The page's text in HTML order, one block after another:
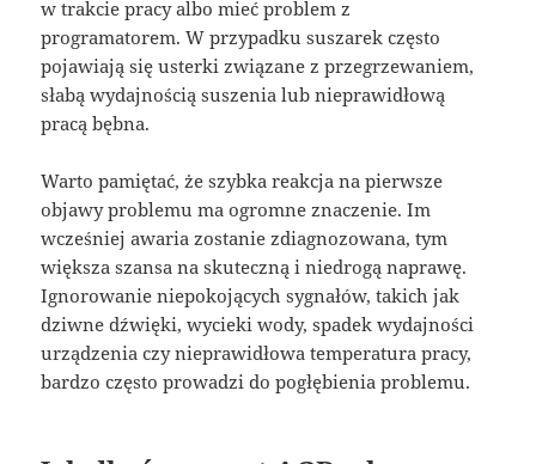
w trakcie pracy albo mieć problem z
programatorem. W przypadku suszarek często
pojawiają się usterki związane z przegrzewaniem,
słabą wydajnością suszenia lub nieprawidłową
pracą bębna.
Warto pamiętać, że szybka reakcja na pierwsze
objawy problemu ma ogromne znaczenie. Im
wcześniej awaria zostanie zdiagnozowana, tym
większa szansa na skuteczną i niedrogą naprawę.
Ignorowanie niepokojących sygnałów, takich jak
dziwne dźwięki, wycieki wody, spadek wydajności
urządzenia czy nieprawidłowa temperatura pracy,
bardzo często prowadzi do pogłębienia problemu.